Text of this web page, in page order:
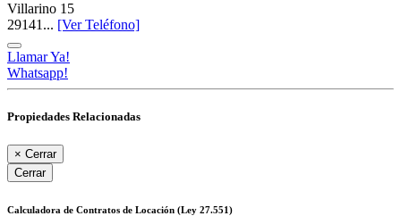
Villarino 15
29141... [Ver Teléfono]
Llamar Ya!
Whatsapp!
Propiedades Relacionadas
× Cerrar
Cerrar
Calculadora de Contratos de Locación (Ley 27.551)